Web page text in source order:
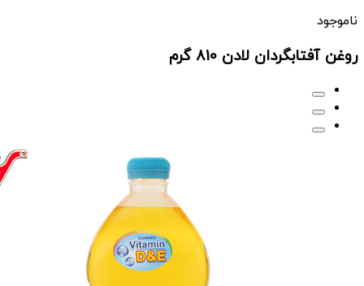
ناموجود
روغن آفتابگردان لادن 810 گرم